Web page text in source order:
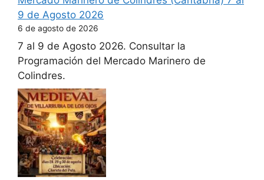
9 de Agosto 2026
6 de agosto de 2026
7 al 9 de Agosto 2026. Consultar la
Programación del Mercado Marinero de
Colindres.